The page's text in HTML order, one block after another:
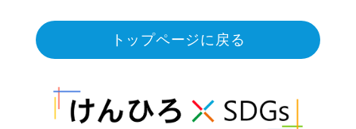
トップページに戻る